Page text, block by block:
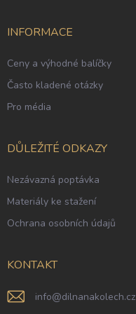
INFORMACE
Ceny a výhodné balíčky
Často kladené otázky
Pro média
DŮLEŽITÉ ODKAZY
Nezávazná poptávka
Materiály ke stažení
Ochrana osobních údajů
KONTAKT
info@dilnanakolech.cz